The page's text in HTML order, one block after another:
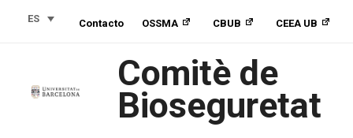
ES Contacto OSSMA CBUB CEEA UB
Comitè de
Bioseguretat